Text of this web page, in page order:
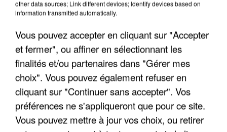
Gabriel Attal et Raphaël Glucksmann visés par des
ingérences...
commun" avec les partis à la rentrée.
other data sources; Link different devices; Identify devices based on
information transmitted automatically.
Vous pouvez accepter en cliquant sur "Accepter
et fermer", ou affiner en sélectionnant les
finalités et/ou partenaires dans "Gérer mes
choix". Vous pouvez également refuser en
cliquant sur "Continuer sans accepter". Vos
préférences ne s'appliqueront que pour ce site.
Vous pouvez mettre à jour vos choix, ou retirer